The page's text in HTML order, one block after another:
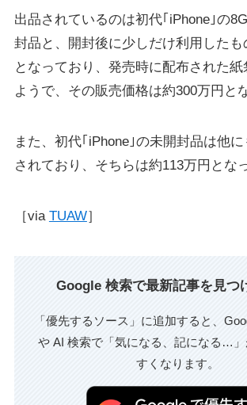
出品されているのは初代｢iPhone｣の
封品と、開封後に少しだけ利用したも
となっており、発売時に配布された
ようで、その販売価格は約300万円と
また、初代｢iPhone｣の未開封品は他に
されており、そちらは約113万円とな
［via TUAW］
Google 検索で最新記事を見つ
「優先するソース」に追加すると、
や AI 検索で「気になる、記になる…
すくなります。